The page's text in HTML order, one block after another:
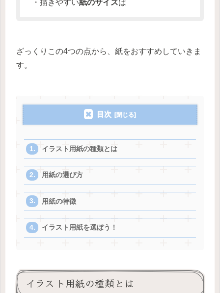
・描きやすい紙のサイズは
ざっくりこの4つの点から、紙をおすすめしていきま
す。
目次
イラスト用紙の種類とは
用紙の選び方
用紙の特徴
イラスト用紙を選ぼう！
イラスト用紙の種類とは